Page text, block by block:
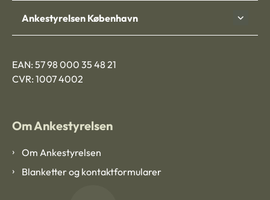
Ankestyrelsen København
EAN: 57 98 000 35 48 21
CVR: 1007 4002
Om Ankestyrelsen
Om Ankestyrelsen
Blanketter og kontaktformularer